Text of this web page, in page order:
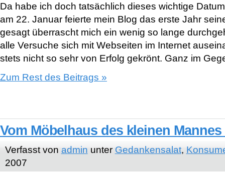
Da habe ich doch tatsächlich dieses wichtige
am 22. Januar feierte mein Blog das erste Jahr
gesagt überrascht mich ein wenig so lange
alle Versuche sich mit Webseiten im Internet
stets nicht so sehr von Erfolg gekrönt. Ganz im
Zum Rest des Beitrags »
Vom Möbelhaus des kleinen Mannes
Verfasst von admin unter Gedankensalat,
2007